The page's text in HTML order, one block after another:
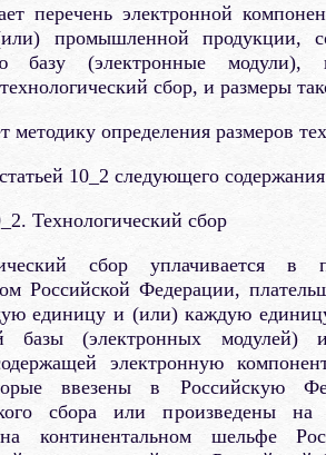
перечень электронной
промышленной продукции,
базу (электронные
сбор, и размеры
методику определения размеров
10_2 следующего
Технологический сбор
сбор уплачивается в
Российской Федерации,
единицу и (или) каждую
базы (электронных
электронную
ввезены в Российскую
сбора или произведены на
континентальном шельфе